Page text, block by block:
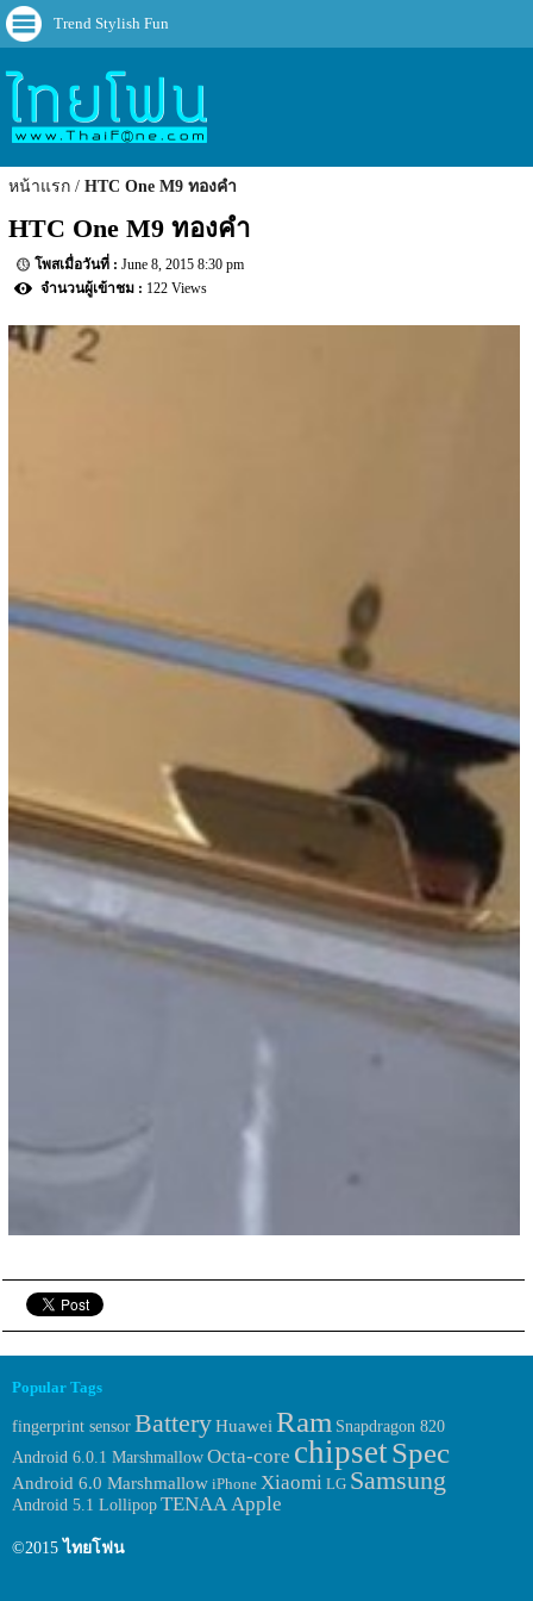
Trend Stylish Fun
หน้าแรก HTC One M9 ทองคำ
HTC One M9 ทองคำ
June 8, 2015 8:30 pm
122 Views
Popular Tags
fingerprint sensorBatteryHuawei Ram Snapdragon 820
Android 6.0.1 MarshmallowOcta-core chipsetSpec
Android 6.0 Marshmallow iPhone Xiaomi LG Samsung
Android 5.1 Lollipop TENAAApple
©2015 ไทยโฟน